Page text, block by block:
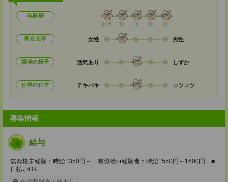
年齢層
20代 30 40 50 60
男女比率 女性 男性
職場の様子 活気あり しずか
仕事の仕方 テキパキ コツコツ
募集情報
給与
無資格未経験：時給1350円～ 有資格or経験者：時給1550円～1600円 ■
日払いOK